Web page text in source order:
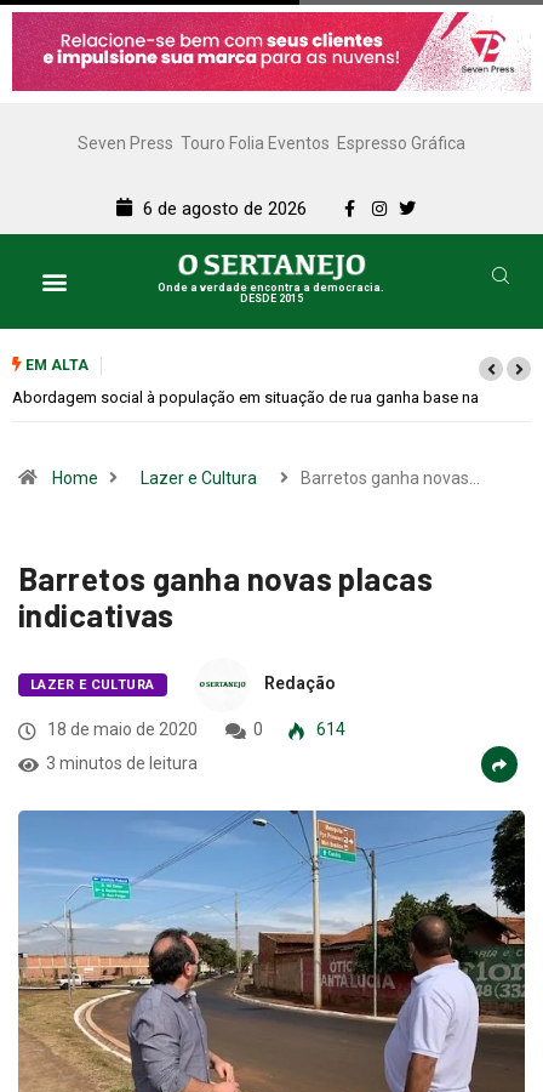
Seven Press Touro Folia Eventos Espresso Gráfica
6 de agosto de 2026
Onde a verdade encontra a democracia.
DESDE 2015
EM ALTA Cemitérios terão horário especial e missas no Dia dos Pais
indicativas
18 de maio de 2020
3 minutos de leitura